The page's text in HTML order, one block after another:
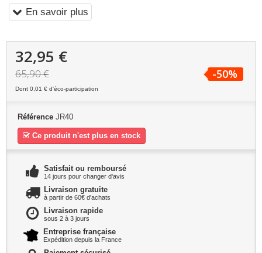
En savoir plus
32,95 €
-50%
65,90 €
Dont 0,01 € d'éco-participation
Référence JR40
Ce produit n'est plus en stock
Satisfait ou remboursé
14 jours pour changer d'avis
Livraison gratuite
à partir de 60€ d'achats
Livraison rapide
sous 2 à 3 jours
Entreprise française
Expédition depuis la France